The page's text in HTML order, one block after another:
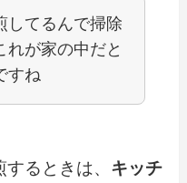
してるんで掃除
れが家の中だと
すね
るときは、 キッチ